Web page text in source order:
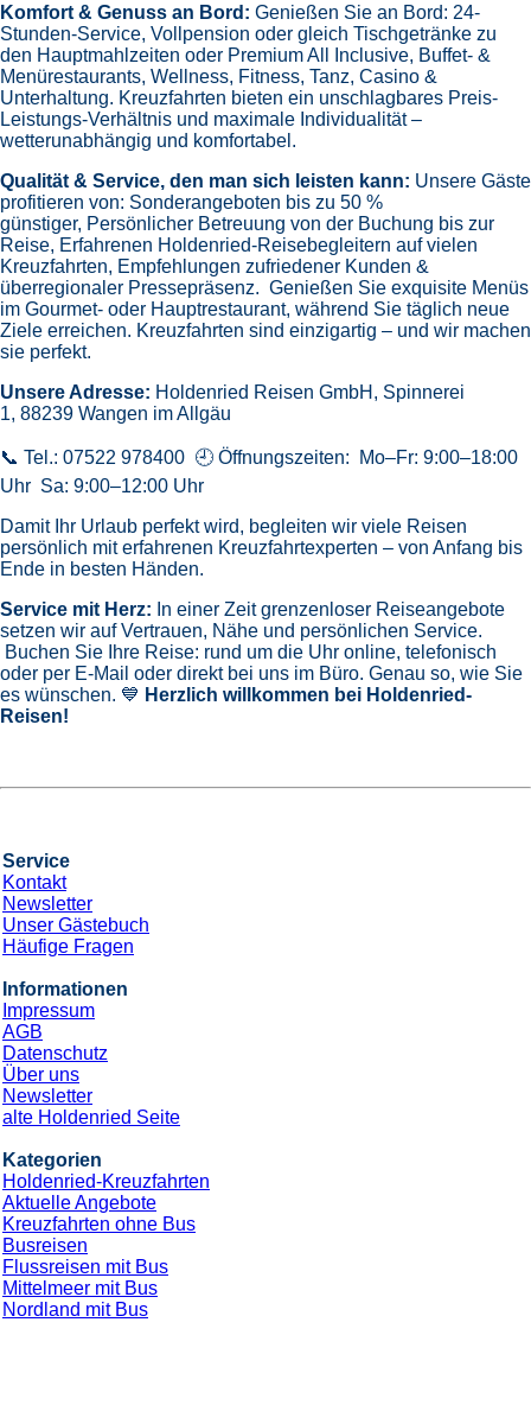
Komfort & Genuss an Bord: Genießen Sie an Bord: 24-
Stunden-Service, Vollpension oder gleich Tischgetränke zu
den Hauptmahlzeiten oder Premium All Inclusive, Buffet- &
Menürestaurants, Wellness, Fitness, Tanz, Casino &
Unterhaltung. Kreuzfahrten bieten ein unschlagbares Preis-
Leistungs-Verhältnis und maximale Individualität –
wetterunabhängig und komfortabel.
Qualität & Service, den man sich leisten kann: Unsere Gäste
profitieren von: Sonderangeboten bis zu 50 %
günstiger, Persönlicher Betreuung von der Buchung bis zur
Reise, Erfahrenen Holdenried-Reisebegleitern auf vielen
Kreuzfahrten, Empfehlungen zufriedener Kunden &
überregionaler Pressepräsenz. Genießen Sie exquisite Menüs
im Gourmet- oder Hauptrestaurant, während Sie täglich neue
Ziele erreichen. Kreuzfahrten sind einzigartig – und wir machen
sie perfekt.
Unsere Adresse: Holdenried Reisen GmbH, Spinnerei
1, 88239 Wangen im Allgäu
📞 Tel.: 07522 978400 🕘 Öffnungszeiten: Mo–Fr: 9:00–18:00
Uhr Sa: 9:00–12:00 Uhr
Damit Ihr Urlaub perfekt wird, begleiten wir viele Reisen
persönlich mit erfahrenen Kreuzfahrtexperten – von Anfang bis
Ende in besten Händen.
Service mit Herz: In einer Zeit grenzenloser Reiseangebote
setzen wir auf Vertrauen, Nähe und persönlichen Service.
Buchen Sie Ihre Reise: rund um die Uhr online, telefonisch
oder per E-Mail oder direkt bei uns im Büro. Genau so, wie Sie
es wünschen. 💙 Herzlich willkommen bei Holdenried-
Reisen!
Service
Kontakt
Newsletter
Unser Gästebuch
Häufige Fragen
Informationen
Impressum
AGB
Datenschutz
Über uns
Newsletter
alte Holdenried Seite
Kategorien
Holdenried-Kreuzfahrten
Aktuelle Angebote
Kreuzfahrten ohne Bus
Busreisen
Flussreisen mit Bus
Mittelmeer mit Bus
Nordland mit Bus